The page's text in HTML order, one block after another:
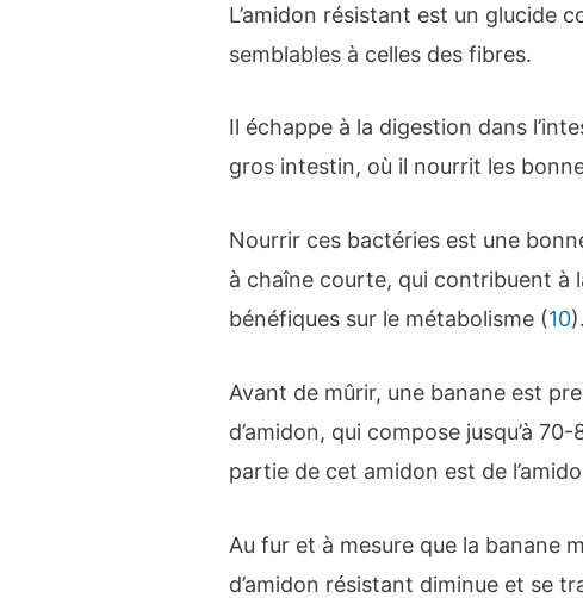
L’amidon résistant est un glucide
semblables à celles des fibres.
Il échappe à la digestion dans
gros intestin, où il nourrit les
Nourrir ces bactéries est une
à chaîne courte, qui contribuent à
bénéfiques sur le métabolisme (10).
Avant de mûrir, une banane est
d’amidon, qui compose jusqu’à
partie de cet amidon est de
Au fur et à mesure que la banane
d’amidon résistant diminue et se